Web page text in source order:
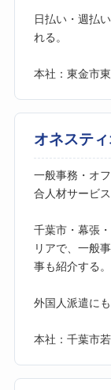
日払い・週払
れる。
本社：東金市
オネステ
一般事務・オ
合人材サービス
千葉市・幕張
リアで、一般
事も紹介する。
外国人派遣に
本社：千葉市